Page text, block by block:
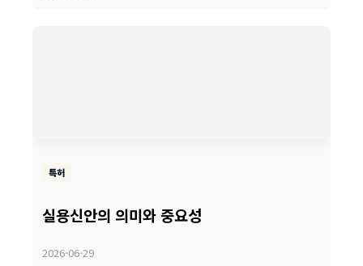
특허
실용신안의 의미와 중요성
2026-06-29